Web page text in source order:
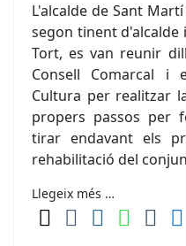
L'alcalde de Sant
segon tinent
Tort, es van reunir
Consell Comarcal i
Cultura per realitzar
propers passos per
tirar endavant els
rehabilitació del
Llegeix més …